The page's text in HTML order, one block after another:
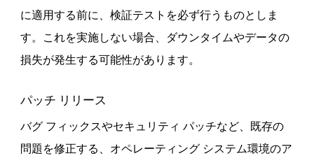
に適用する前に、検証テストを必ず行うものとしま
す。これを実施しない場合、ダウンタイムやデータの
損失が発生する可能性があります。
パッチ リリース
バグ フィックスやセキュリティ パッチなど、既存の
問題を修正する、オペレーティング システム環境のア